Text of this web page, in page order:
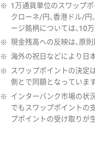
※ 1万通貨単位のスワップポ
クローネ/円、香港ドル/円
ージ銘柄については、10
※ 現金残高への反映は、原
※ 海外の祝日などにより日
※ スワップポイントの決定
側とで同額となっています
※ インターバンク市場の状
でもスワップポイントの
プポイントの受け取りが